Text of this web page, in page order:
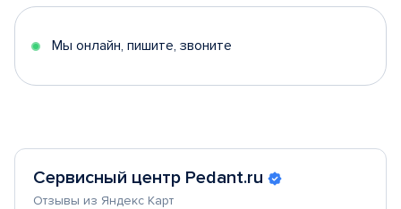
5
Мы онлайн, пишите, звоните
Сервисный центр Pedant.ru
Отзывы из Яндекс Карт